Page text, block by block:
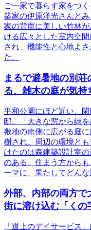
ご一家で暮らす家をつ
築家の伊原洋光さんと
家の背面に美しい竹林
ける広々とした室内空
され、機能性と心地よ
た。
まるで避暑地の別
る、雑木の庭が気持
平和公園にほど近い、
邸。「大きな窓から緑
敷地の南側に広がる庭
樹され、周辺の環境と
けたのは森建築設計室
のある、住まう方から
ーマに、果たしてどん
外部、内部の両方で
街に溶け込む「くの
「道上のデイサービス